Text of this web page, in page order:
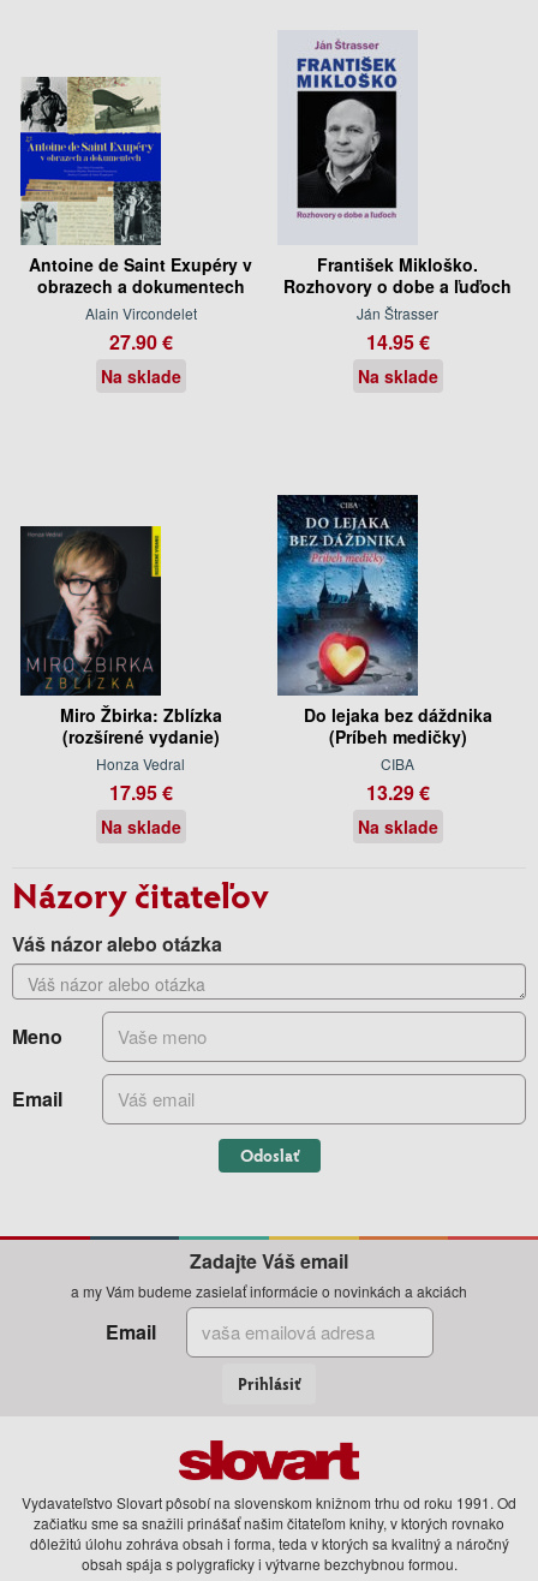
Antoine de Saint Exupéry v
obrazech a dokumentech
Alain Vircondelet
27.90 €
Na sklade
František Mikloško.
Rozhovory o dobe a ľuďoch
Ján Štrasser
14.95 €
Na sklade
Miro Žbirka: Zblízka
(rozšírené vydanie)
Honza Vedral
17.95 €
Na sklade
Do lejaka bez dáždnika
(Príbeh medičky)
CIBA
13.29 €
Na sklade
Názory čitateľov
Váš názor alebo otázka
Meno
Email
Odoslať
Zadajte Váš email
a my Vám budeme zasielať informácie o novinkách a akciách
Email
Prihlásiť
Vydavateľstvo Slovart pôsobí na slovenskom knižnom trhu od roku 1991. Od
začiatku sme sa snažili prinášať našim čitateľom knihy, v ktorých rovnako
dôležitú úlohu zohráva obsah i forma, teda v ktorých sa kvalitný a náročný
obsah spája s polygraficky i výtvarne bezchybnou formou.